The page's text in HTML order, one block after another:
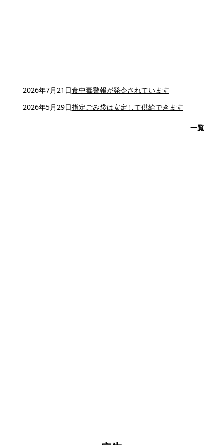
2026年7月21日食中毒警報が発令されています
2026年5月29日指定ごみ袋は安定して供給できます
一覧